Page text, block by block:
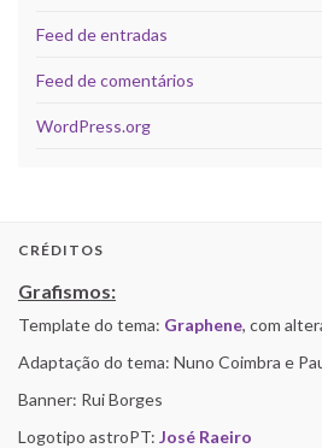
Feed de entradas
Feed de comentários
WordPress.org
CRÉDITOS
Grafismos:
Template do tema: Graphene, com
Adaptação do tema: Nuno Coimbra e
Banner: Rui Borges
Logotipo astroPT: José Raeiro